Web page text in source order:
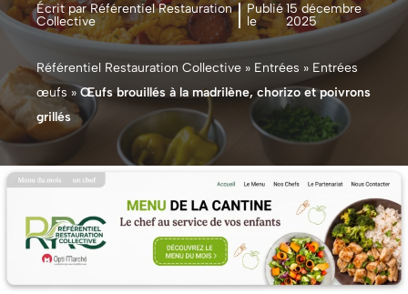
Écrit par Référentiel Restauration
Collective
Publié
le
15 décembre
2025
Référentiel Restauration Collective » Entrées » Entrées
œufs »Œufs brouillés à la madrilène, chorizo et poivrons
grillés